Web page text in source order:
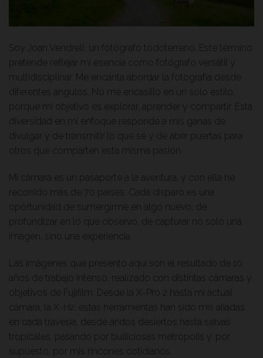
Soy Joan Vendrell, un fotógrafo todoterreno. Este término
pretende reflejar mi esencia como fotógrafo versátil y
multidisciplinar. Me encanta abordar la fotografía desde
diferentes ángulos. No me encasillo en un solo estilo,
porque mi objetivo es explorar, aprender y compartir. Esta
diversidad en mi enfoque responde a mis ganas de
divulgar y de transmitir lo que sé y de abrir puertas para
otros que comparten esta misma pasión.
Mi cámara es un pasaporte a la aventura, y con ella he
recorrido más de 70 países. Cada disparo es una
oportunidad de sumergirme en algo nuevo, de
profundizar en lo que observo, de capturar no solo una
imagen, sino una experiencia.
Las imágenes que presento aquí son el resultado de 10
años de trabajo intenso, realizado con distintas cámaras y
objetivos de Fujifilm. Desde la X-Pro 2 hasta mi actual
cámara, la X-H2, estas herramientas han sido mis aliadas
en cada travesía, desde áridos desiertos hasta selvas
tropicales, pasando por bulliciosas metrópolis y, por
supuesto, por mis rincones cotidianos.